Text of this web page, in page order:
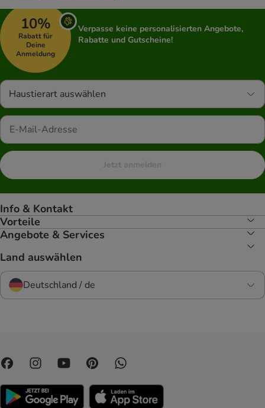
10%
Rabatt für
Deine
Anmeldung
Verpasse keine personalisierten Angebote,
Rabatte und Gutscheine!
Haustierart auswählen
Jetzt anmelden
Info & Kontakt
Vorteile
Angebote & Services
Land auswählen
Deutschland / de